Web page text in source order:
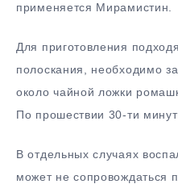
применяется Мирамистин.
Для приготовления
полоскания, необходимо
около чайной ложки
По прошествии 30-ти
В отдельных случаях
может не сопровождаться